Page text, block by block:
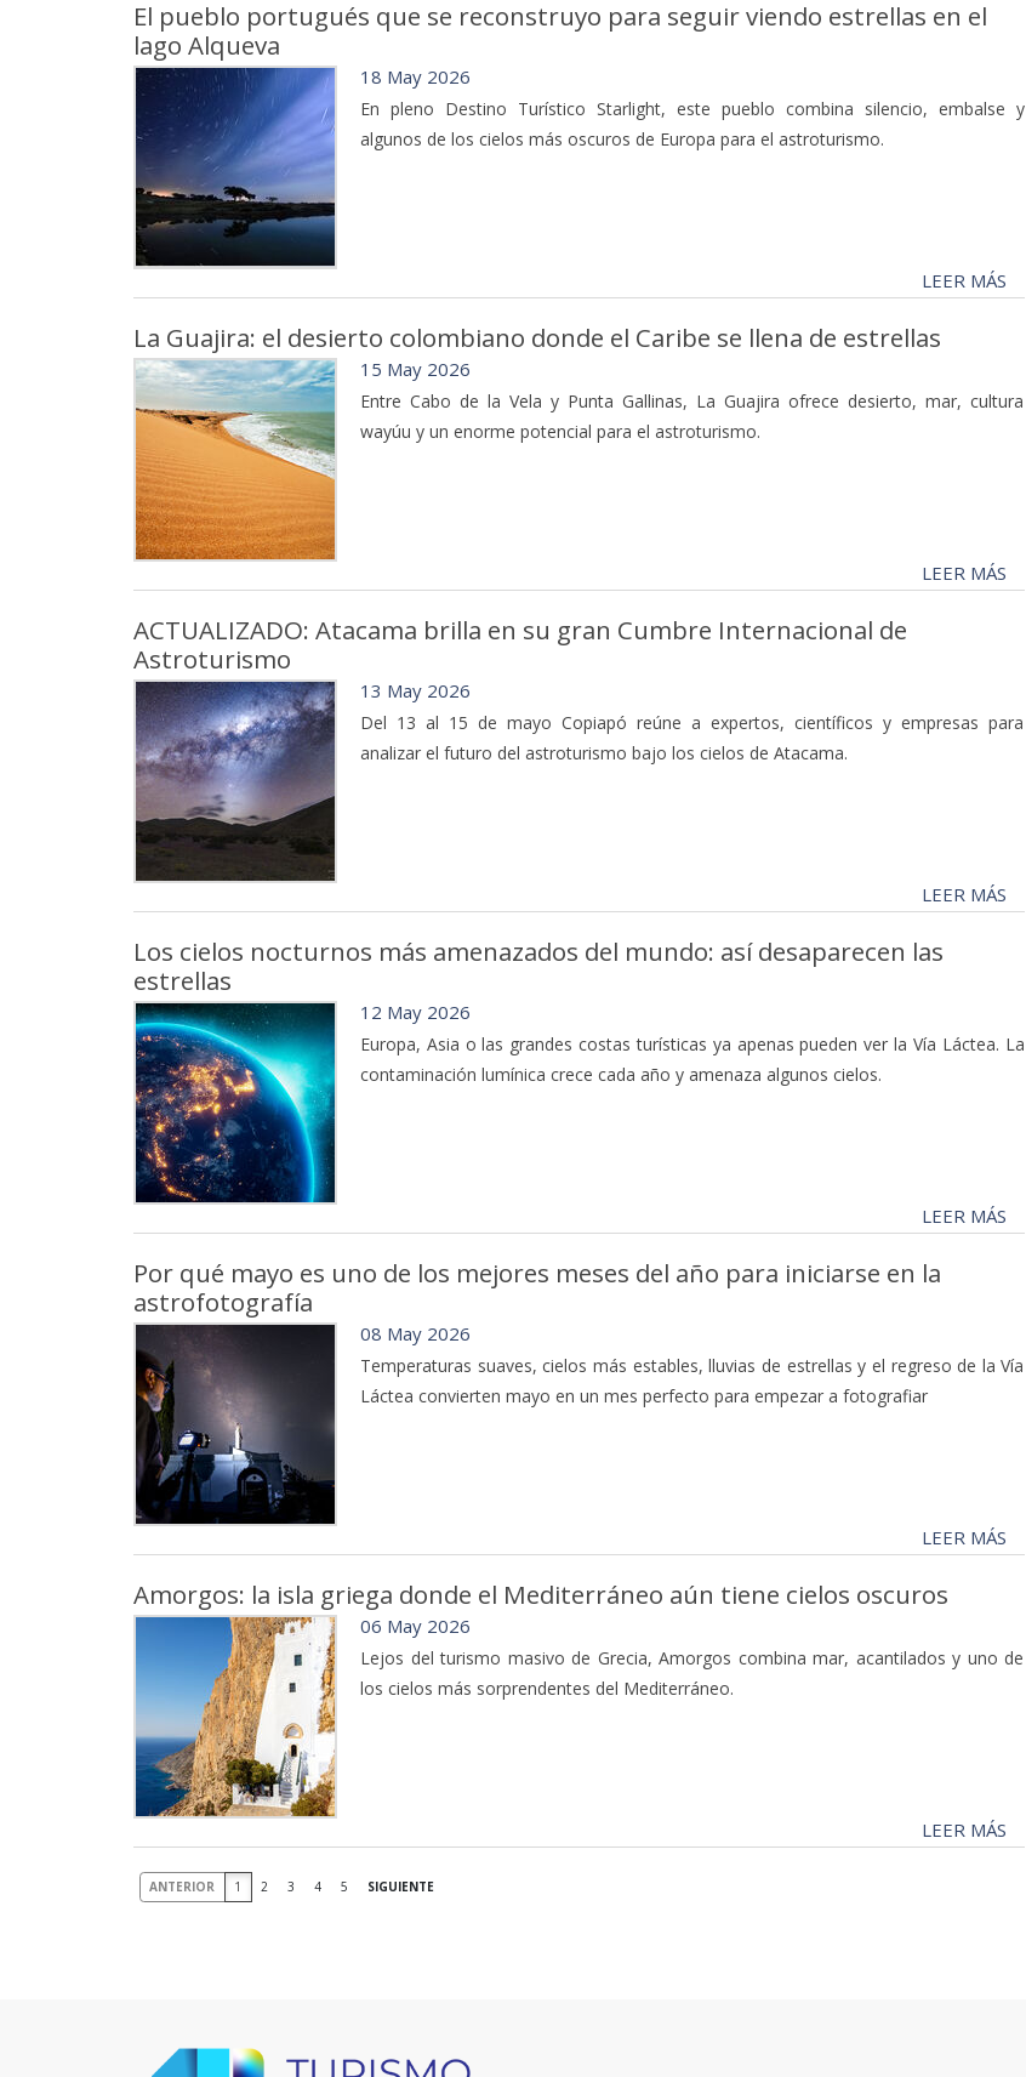
El pueblo portugués que se reconstruyo para seguir viendo estrellas en el
lago Alqueva
18 May 2026
En pleno Destino Turístico Starlight, este pueblo combina silencio, embalse y
algunos de los cielos más oscuros de Europa para el astroturismo.
LEER MÁS
La Guajira: el desierto colombiano donde el Caribe se llena de estrellas
15 May 2026
Entre Cabo de la Vela y Punta Gallinas, La Guajira ofrece desierto, mar, cultura
wayúu y un enorme potencial para el astroturismo.
LEER MÁS
ACTUALIZADO: Atacama brilla en su gran Cumbre Internacional de
Astroturismo
13 May 2026
Del 13 al 15 de mayo Copiapó reúne a expertos, científicos y empresas para
analizar el futuro del astroturismo bajo los cielos de Atacama.
LEER MÁS
Los cielos nocturnos más amenazados del mundo: así desaparecen las
estrellas
12 May 2026
Europa, Asia o las grandes costas turísticas ya apenas pueden ver la Vía Láctea. La
contaminación lumínica crece cada año y amenaza algunos cielos.
LEER MÁS
Por qué mayo es uno de los mejores meses del año para iniciarse en la
astrofotografía
08 May 2026
Temperaturas suaves, cielos más estables, lluvias de estrellas y el regreso de la Vía
Láctea convierten mayo en un mes perfecto para empezar a fotografiar
LEER MÁS
Amorgos: la isla griega donde el Mediterráneo aún tiene cielos oscuros
06 May 2026
Lejos del turismo masivo de Grecia, Amorgos combina mar, acantilados y uno de
los cielos más sorprendentes del Mediterráneo.
LEER MÁS
ANTERIOR 1 2 3 4 5 SIGUIENTE